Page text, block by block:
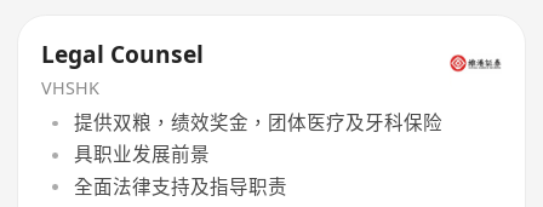
Legal Counsel
VHSHK
提供双粮，绩效奖金，团体医疗及牙科保险
具职业发展前景
全面法律支持及指导职责